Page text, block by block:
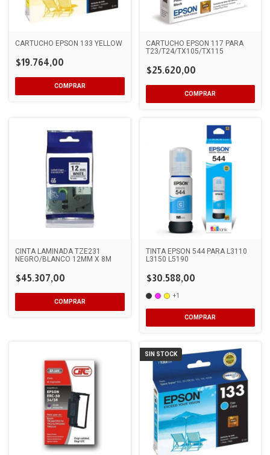
CARTUCHO EPSON 133 YELLOW
$19.764,00
CARTUCHO EPSON 117 PARA
T23/T24/TX105/TX115
$25.620,00
CINTA LAMINADA TZE231
NEGRO/BLANCO 12MM X 8M
$45.307,00
TINTA EPSON 544 PARA L3110
L3150 L5190
$30.588,00
+1
COMPRAR
SIN STOCK